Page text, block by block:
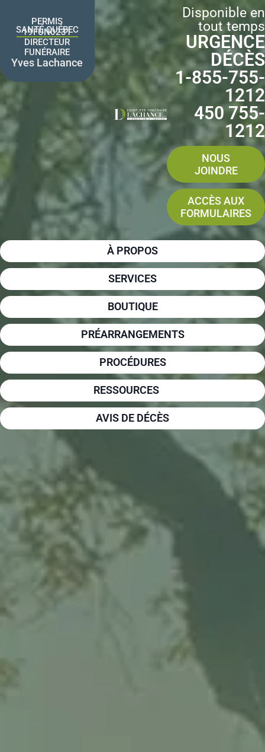
contenuPERMIS
SANTÉ QUÉBEC
19FUN0231
DIRECTEUR
FUNÉRAIRE
Yves Lachance
Disponible en
tout temps
URGENCE
DÉCÈS
1-855-755-
1212
450 755-
1212
NOUS
JOINDRE
ACCÈS AUX
FORMULAIRES
À PROPOS
SERVICES
BOUTIQUE
PRÉARRANGEMENTS
PROCÉDURES
RESSOURCES
AVIS DE DÉCÈS